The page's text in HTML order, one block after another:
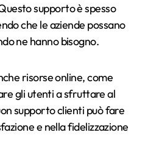
supporto è spesso
che le aziende possano
ne hanno bisogno.
risorse online, come
gli utenti a sfruttare al
supporto clienti può fare
e nella fidelizzazione